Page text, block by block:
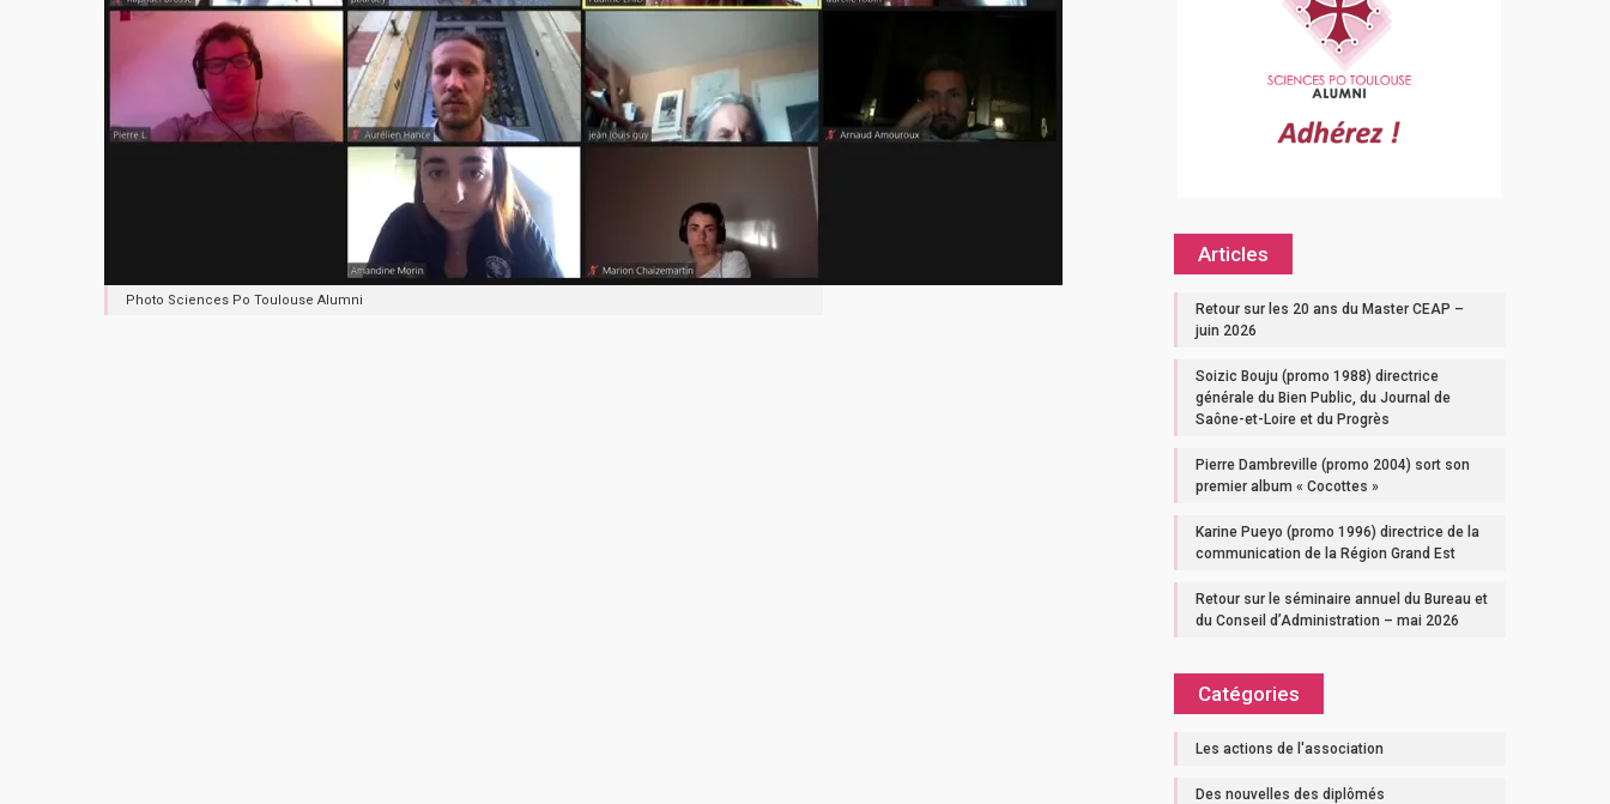
Photo Sciences Po Toulouse Alumni
Articles
Retour sur les 20 ans du Master CEAP –
juin 2026
Soizic Bouju (promo 1988) directrice
générale du Bien Public, du Journal de
Saône-et-Loire et du Progrès
Pierre Dambreville (promo 2004) sort son
premier album « Cocottes »
Karine Pueyo (promo 1996) directrice de la
communication de la Région Grand Est
Retour sur le séminaire annuel du Bureau et
du Conseil d’Administration – mai 2026
Catégories
Les actions de l'association
Des nouvelles des diplômés